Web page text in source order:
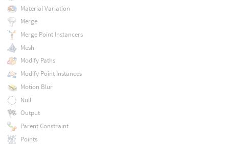
Material Variation
Merge
Merge Point Instancers
Mesh
Modify Paths
Modify Point Instances
Motion Blur
Null
Output
Parent Constraint
Points